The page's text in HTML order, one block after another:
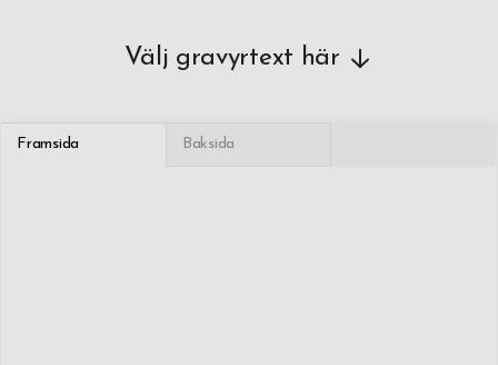
Välj gravyrtext här
Framsida Baksida